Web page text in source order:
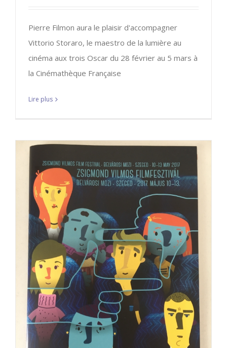
Pierre Filmon aura le plaisir d'accompagner
Vittorio Storaro, le maestro de la lumière au
cinéma aux trois Oscar du 28 février au 5 mars à
la Cinémathèque Française
Lire plus
Festival Vilmos Zsigmond
A LA UNE CEVZ